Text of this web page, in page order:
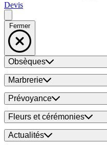
Devis
Fermer
Obsèques
Marbrerie
Prévoyance
Fleurs et cérémonies
Actualités